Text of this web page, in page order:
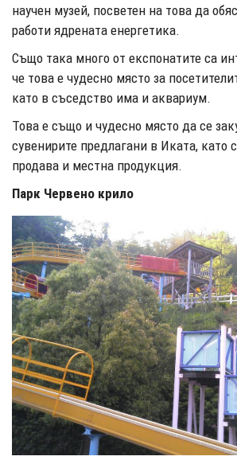
научен музей, посветен на това да
работи ядрената енергетика.
Също така много от експонатите са
че това е чудесно място за
като в съседство има и аквариум.
Това е също и чудесно място да се
сувенирите предлагани в Иката, като
продава и местна продукция.
Парк Червено крило